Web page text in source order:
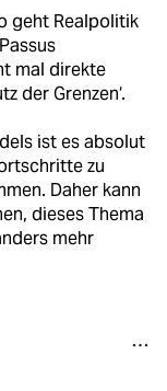
geht Realpolitik
mal direkte
der Grenzen‘.
ist es absolut
zu
Daher kann
dieses Thema
mehr